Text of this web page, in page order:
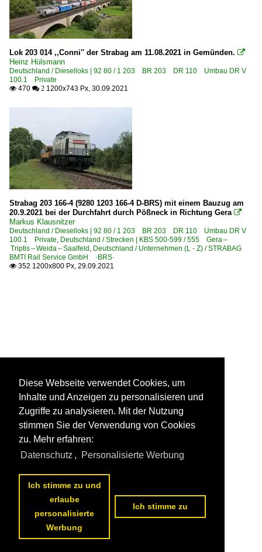
Lok 203 014 ,,Conni'' der Strabag am 11.08.2021 in Gemünden. 
Heinz Hülsmann
Deutschland / Dieselloks | 92 80 / 1 203 BR 203 DR 110 Umbau DR V
100.1 Private
 470  2 1200x743 Px, 30.09.2021
Strabag 203 166-4 (9280 1203 166-4 D-BRS) mit einem Bauzug am
20.9.2021 bei der Durchfahrt durch Pößneck in Richtung Gera 
Markus Klausnitzer
Deutschland / Dieselloks | 92 80 / 1 203 BR 203 DR 110 Umbau DR V
100.1 Private, Deutschland / Strecken | KBS 500-599 / 555 Gera –
Triptis – Weida – Saalfeld, Deutschland / Unternehmen (L - Z) / STRABAG
BMTI Rail Service GmbH ·BRS·
 352 1200x800 Px, 29.09.2021
Diese Webseite verwendet Cookies, um
Inhalte und Anzeigen zu personalisieren und
Zugriffe zu analysieren. Mit der Nutzung
stimmen Sie der Verwendung von Cookies
zu. Mehr erfahren:
Datenschutz , Personalisierte Werbung
Ich stimme zu und
erlaube
personalisierte
Werbung
Ich stimme zu